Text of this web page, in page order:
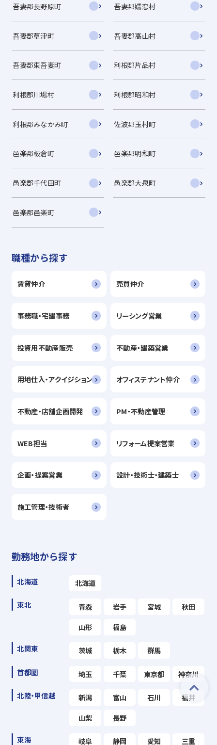
吾妻郡長野原町 吾妻郡嬬恋村
吾妻郡草津町 吾妻郡高山村
吾妻郡東吾妻町 利根郡片品村
利根郡川場村 利根郡昭和村
利根郡みなかみ町 佐波郡玉村町
邑楽郡板倉町 邑楽郡明和町
邑楽郡千代田町 邑楽郡大泉町
邑楽郡邑楽町
職種から探す
賃貸仲介 売買仲介
事務職・宅建事務 リーシング営業
投資用不動産販売 不動産・建築営業
用地仕入・アクイジション オフィステナント仲介
不動産・店舗企画開発 PM・不動産管理
WEB担当 リフォーム提案営業
企画・提案営業 設計・技術士・建築士
施工管理・技術者
勤務地から探す
北海道 北海道
東北 青森 岩手 宮城 秋田
山形 福島
北関東 茨城 栃木 群馬
首都圏 埼玉 千葉 東京都 神奈川
北陸・甲信越 新潟 富山 石川 福井
山梨 長野
東海 岐阜 静岡 愛知 三重